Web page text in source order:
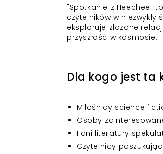
"Spotkanie z Heechee"
czytelników w
eksploruje złożone
przyszłość w kosmosie.
Dla kogo jest ta
Miłośnicy science
Osoby
Fani literatury
Czytelnicy